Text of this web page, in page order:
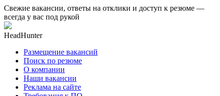
Свежие вакансии, ответы на отклики и доступ к резюме —
всегда у вас под рукой
HeadHunter
Размещение вакансий
Поиск по резюме
О компании
Наши вакансии
Реклама на сайте